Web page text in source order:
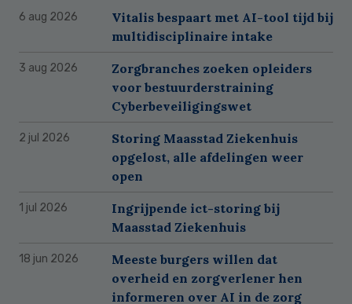
6 aug 2026
Vitalis bespaart met AI-tool tijd bij
multidisciplinaire intake
3 aug 2026
Zorgbranches zoeken opleiders
voor bestuurderstraining
Cyberbeveiligingswet
2 jul 2026
Storing Maasstad Ziekenhuis
opgelost, alle afdelingen weer
open
1 jul 2026
Ingrijpende ict-storing bij
Maasstad Ziekenhuis
18 jun 2026
Meeste burgers willen dat
overheid en zorgverlener hen
informeren over AI in de zorg